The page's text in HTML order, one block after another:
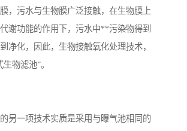
，污水与生物膜广泛接触，在生物膜上
谢功能的作用下，污水中**污染物得到
净化，因此，生物接触氧化处理技术，
物滤池”。
另一项技术实质是采用与曝气池相同的